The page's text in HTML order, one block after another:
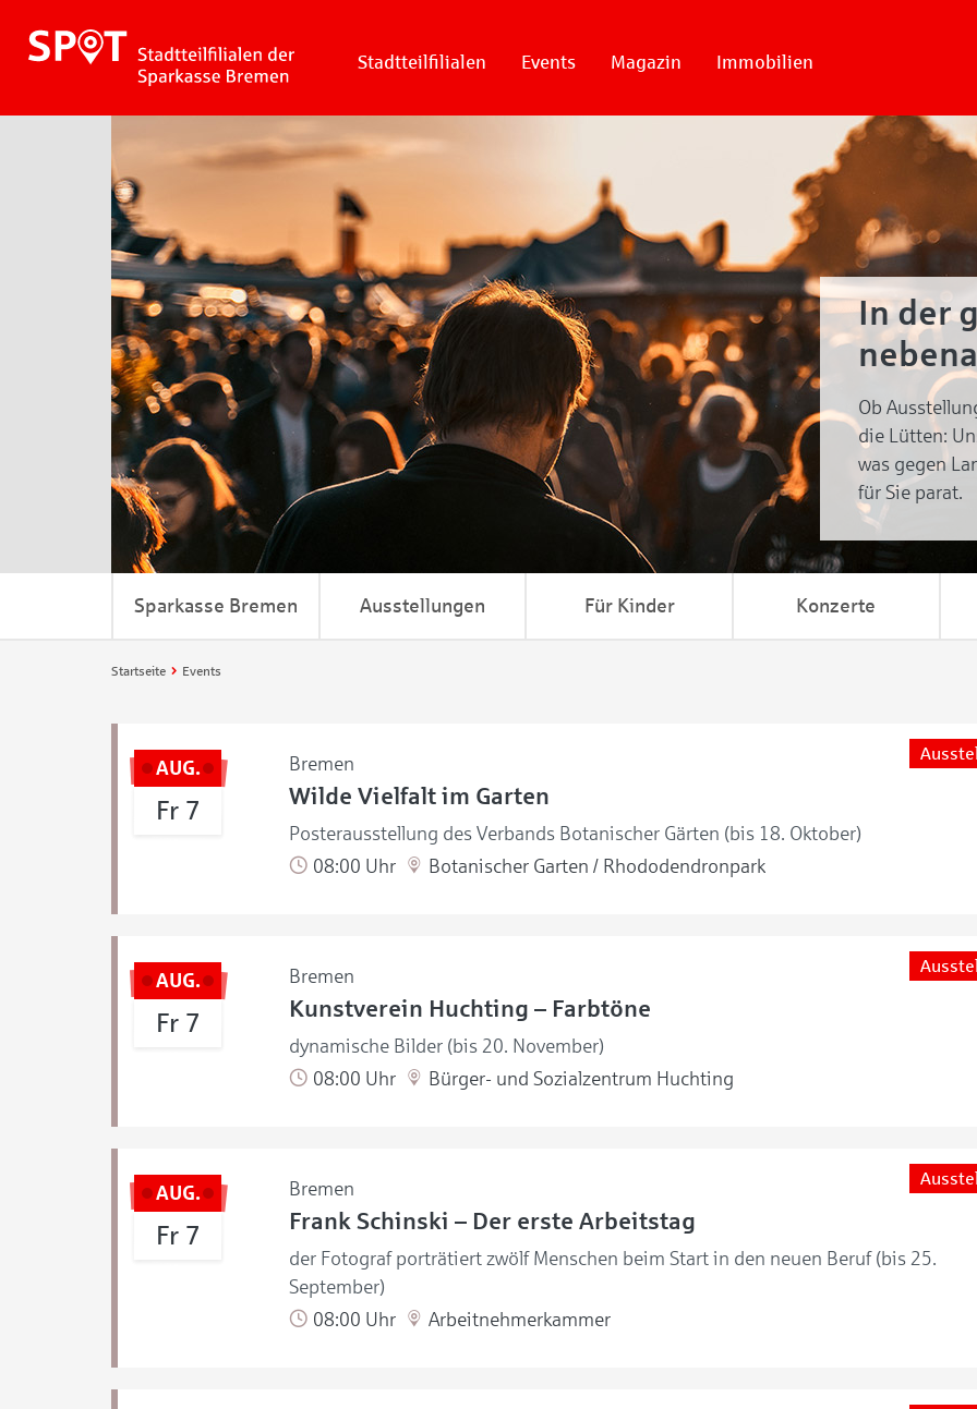
Stadtteilfilialen Events Magazin Immobilien
In der
Ob
die Lütten:
was gegen
für Sie parat.
Sparkasse Bremen Ausstellungen Für Kinder Konzerte
Startseite Events
AUG.
Fr 7
Bremen
Wilde Vielfalt im Garten
Posterausstellung des Verbands Botanischer Gärten (bis 18. Oktober)
08:00 Uhr
Botanischer Garten / Rhododendronpark
AUG.
Fr 7
Bremen
Kunstverein Huchting – Farbtöne
dynamische Bilder (bis 20. November)
08:00 Uhr
Bürger- und Sozialzentrum Huchting
AUG.
Fr 7
Bremen
Frank Schinski – Der erste Arbeitstag
der Fotograf porträtiert zwölf Menschen beim Start in den neuen Beruf (bis 25.
September)
08:00 Uhr
Arbeitnehmerkammer